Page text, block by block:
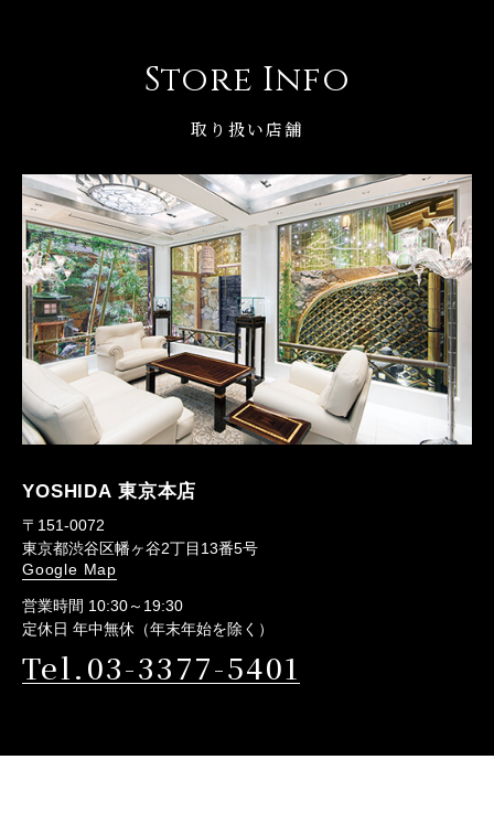
Store Info
取り扱い店舗
YOSHIDA 東京本店
〒151-0072
東京都渋谷区幡ヶ谷2丁目13番5号
Google Map
営業時間 10:30～19:30
定休日 年中無休（年末年始を除く）
Tel.03-3377-5401